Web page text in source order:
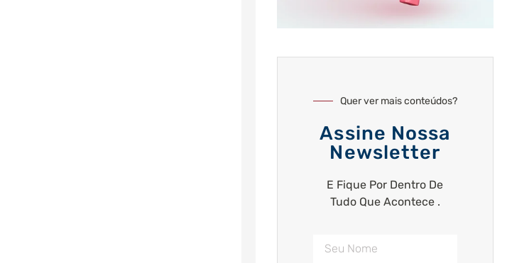
Quer ver mais conteúdos?
Assine Nossa
Newsletter
E Fique Por Dentro De
Tudo Que Acontece .